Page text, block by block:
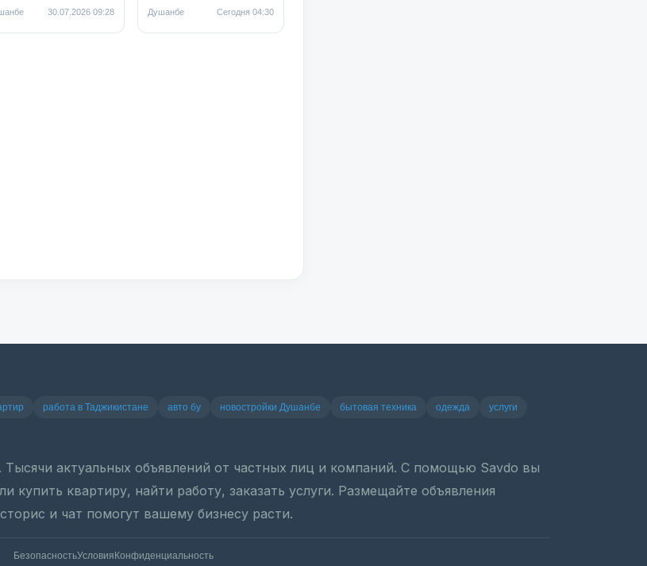
30.07.2026 09:28 Душанбе Сегодня 04:30
работа в Таджикистане авто бу новостройки Душанбе бытовая техника одежда
услуги
актуальных объявлений от частных лиц и компаний. С помощью Savdo вы
купить квартиру, найти работу, заказать услуги. Размещайте объявления
и чат помогут вашему бизнесу расти.
БезопасностьУсловия Конфиденциальность